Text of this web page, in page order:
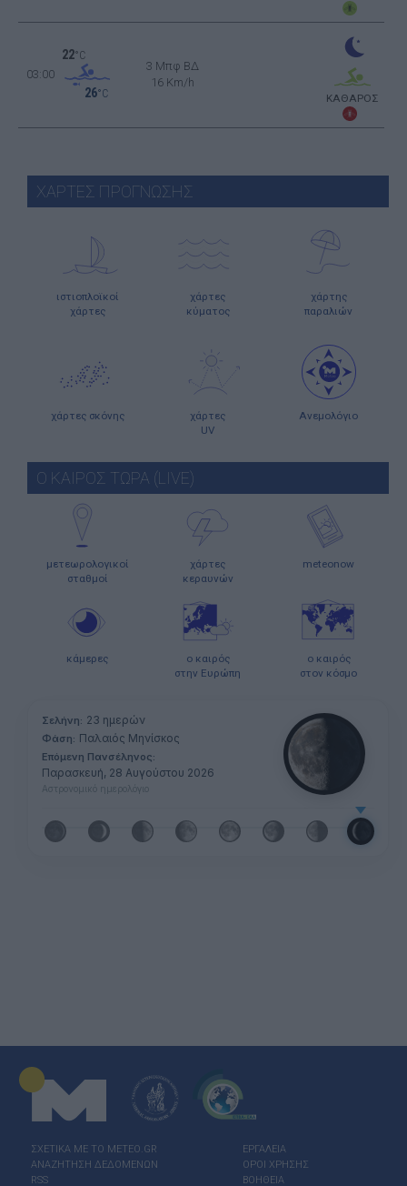
03:00
22°C
26°C
3 Μπφ ΒΔ
16 Km/h
ΚΑΘΑΡΟΣ
ΧΑΡΤΕΣ ΠΡΟΓΝΩΣΗΣ
ιστιοπλοϊκοί
χάρτες
χάρτες
κύματος
χάρτης
παραλιών
χάρτες σκόνης
χάρτες
UV
Ανεμολόγιο
Ο ΚΑΙΡΟΣ ΤΩΡΑ (LIVE)
μετεωρολογικοί
σταθμοί
χάρτες
κεραυνών
meteonow
κάμερες
ο καιρός
στην Ευρώπη
ο καιρός
στον κόσμο
Σελήνη: 23 ημερών
Φάση: Παλαιός Μηνίσκος
Επόμενη Πανσέληνος:
Παρασκευή, 28 Αυγούστου 2026
Αστρονομικό ημερολόγιο
ΣΧΕΤΙΚΑ ΜΕ ΤΟ ΜΕΤΕΟ.GR
ΑΝΑΖΗΤΗΣΗ ΔΕΔΟΜΕΝΩΝ
RSS
ΕΡΓΑΛΕΙΑ
ΟΡΟΙ ΧΡΗΣΗΣ
ΒΟΗΘΕΙΑ